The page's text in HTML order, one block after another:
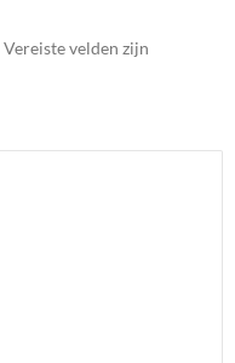
Vereiste velden zijn